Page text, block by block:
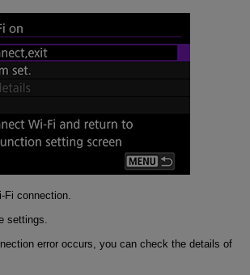
Fi connection.
settings.
error occurs, you can check the details of